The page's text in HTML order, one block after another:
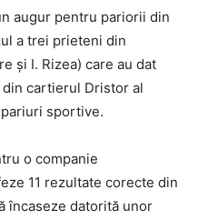
augur pentru pariorii din
a trei prieteni din
şi I. Rizea) care au dat
cartierul Dristor al
sportive.
o companie
11 rezultate corecte din
încaseze datorită unor